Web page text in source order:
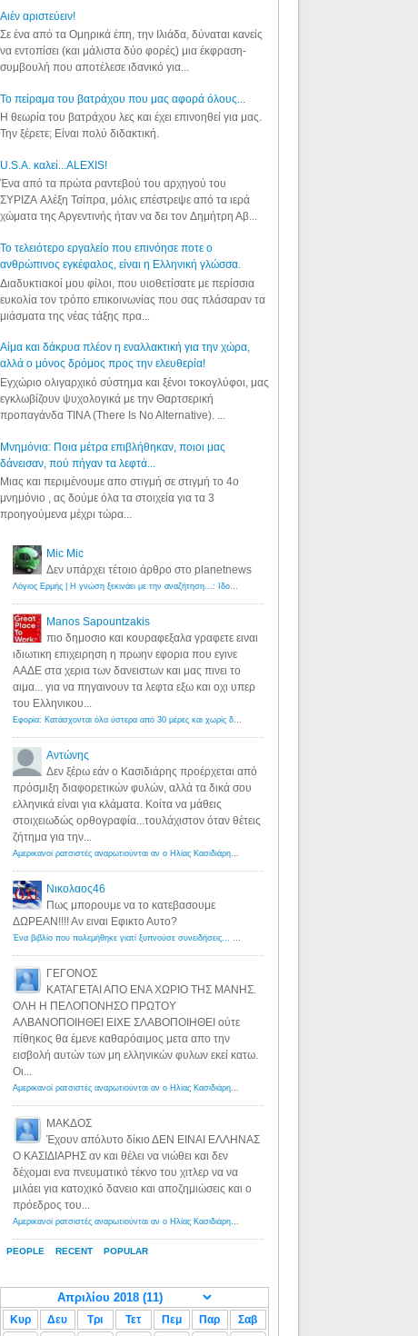
Aιέν αριστεύειν!
Σε ένα από τα Ομηρικά έπη, την Ιλιάδα, δύναται κανείς
να εντοπίσει (και μάλιστα δύο φορές) μια έκφραση-
συμβουλή που αποτέλεσε ιδανικό για...
Το πείραμα του βατράχου που μας αφορά όλους...
Η θεωρία του βατράχου λες και έχει επινοηθεί για μας.
Την ξέρετε; Είναι πολύ διδακτική.
U.S.A. καλεί...ALEXIS!
Ένα από τα πρώτα ραντεβού του αρχηγού του
ΣΥΡΙΖΑ Αλέξη Τσίπρα, μόλις επέστρεψε από τα ιερά
χώματα της Αργεντινής ήταν να δει τον Δημήτρη Αβ...
Το τελειότερο εργαλείο που επινόησε ποτε ο
ανθρώπινος εγκέφαλος, είναι η Ελληνική γλώσσα.
Διαδυκτιακοί μου φίλοι, που υιοθετίσατε με περίσσια
ευκολία τον τρόπο επικοινωνίας που σας πλάσαραν τα
μιάσματα της νέας τάξης πρα...
Αίμα και δάκρυα πλέον η εναλλακτική για την χώρα,
αλλά ο μόνος δρόμος προς την ελευθερία!
Εγχώριο ολιγαρχικό σύστημα και ξένοι τοκογλύφοι, μας
εγκλωβίζουν ψυχολογικά με την Θαρτσερική
προπαγάνδα TINA (There Is No Alternative). ...
Μνημόνια: Ποια μέτρα επιβλήθηκαν, ποιοι μας
δάνεισαν, πού πήγαν τα λεφτά...
Μιας και περιμένουμε απο στιγμή σε στιγμή το 4ο
μνημόνιο , ας δούμε όλα τα στοιχεία για τα 3
προηγούμενα μέχρι τώρα...
PEOPLE RECENT POPULAR
Mic Mic
Δεν υπάρχει τέτοιο άρθρο στο planetnews
Λόγιος Ερμής | Η γνώση ξεκινάει με την αναζήτηση...: Ιδού οι 18 που χρωστούν 11 δις ευρώ!
Manos Sapountzakis
πιο δημοσιο και κουραφεξαλα γραφετε ειναι
ιδιωτικη επιχειρηση η πρωην εφορια που εγινε
ΑΑΔΕ στα χερια των δανειστων και μας πινει το
αιμα... για να πηγαινουν τα λεφτα εξω και οχι υπερ
του Ελληνικου...
Εφορία: Κατάσχονται όλα ύστερα από 30 μέρες και χωρίς δικαστικές αποφάσεις - Λόγιος Ερμής
Αντώνης
Δεν ξέρω εάν ο Κασιδιάρης προέρχεται από
πρόσμιξη διαφορετικών φυλών, αλλά τα δικά σου
ελληνικά είναι για κλάματα. Κοίτα να μάθεις
στοιχειωδώς ορθογραφία...τουλάχιστον όταν θέτεις
ζήτημα για την...
Αμερικανοί ρατσιστές αναρωτιούνται αν ο Ηλίας Κασιδιάρης ανήκει στη λευκή φυλή... - Λόγιος Ερμής
Νικολαος46
Πως μπορουμε να το κατεβασουμε
ΔΩΡΕΑΝ!!!! Αν ειναι Εφικτο Αυτο?
Ένα βιβλίο που πολεμήθηκε γιατί ξυπνούσε συνειδήσεις... - Λόγιος Ερμής | Η γνώση ξεκινάει με την αναζήτηση...
ΓΕΓΟΝΟΣ
ΚΑΤΑΓΕΤΑΙ ΑΠΟ ΕΝΑ ΧΩΡΙΟ ΤΗΣ ΜΑΝΗΣ.
ΟΛΗ Η ΠΕΛΟΠΟΝΗΣΟ ΠΡΩΤΟΥ
ΑΛΒΑΝΟΠΟΙΗΘΕΙ ΕΙΧΕ ΣΛΑΒΟΠΟΙΗΘΕΙ ούτε
πίθηκος θα έμενε καθαρόαιμος μετα απο την
εισβολή αυτών των μη ελληνικών φυλων εκεί κατω.
Οι...
Αμερικανοί ρατσιστές αναρωτιούνται αν ο Ηλίας Κασιδιάρης ανήκει στη λευκή φυλή... - Λόγιος Ερμής
ΜΑΚΔΟΣ
Έχουν απόλυτο δίκιο ΔΕΝ ΕΙΝΑΙ ΕΛΛΗΝΑΣ
Ο ΚΑΣΙΔΙΑΡΗΣ αν και θέλει να νιώθει και δεν
δέχομαι ενα πνευματικό τέκνο του χιτλερ να να
μιλάει για κατοχικό δανειο και αποζημιώσεις και ο
πρόεδρος του...
Αμερικανοί ρατσιστές αναρωτιούνται αν ο Ηλίας Κασιδιάρης ανήκει στη λευκή φυλή... - Λόγιος Ερμής
Κυρ Δευ Τρι Τετ Πεμ Παρ Σαβ